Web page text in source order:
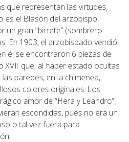
que representan las virtudes,
es el Blasón del arzobispo
un gran “birrete” (sombrero
En 1903, el arzobispado vendió
él se encontraron 6 piezas de
XVII que, al haber estado ocultas
paredes, en la chimenea,
colores originales. Los
amor de “Hera y Leandro”,
escondidas, pues no era un
o tal vez fuera para